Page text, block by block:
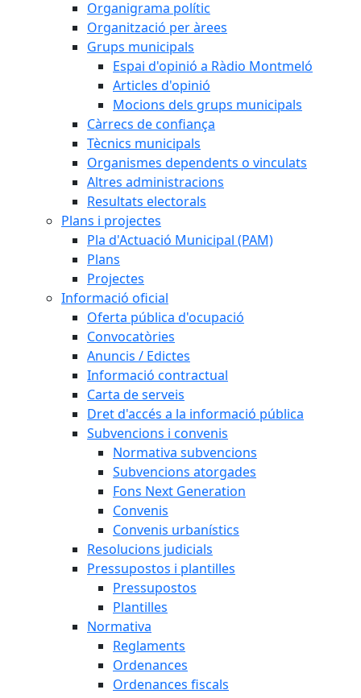
Organigrama polític
Organització per àrees
Grups municipals
Espai d'opinió a Ràdio Montmeló
Articles d'opinió
Mocions dels grups municipals
Càrrecs de confiança
Tècnics municipals
Organismes dependents o vinculats
Altres administracions
Resultats electorals
Plans i projectes
Pla d'Actuació Municipal (PAM)
Plans
Projectes
Informació oficial
Oferta pública d'ocupació
Convocatòries
Anuncis / Edictes
Informació contractual
Carta de serveis
Dret d'accés a la informació pública
Subvencions i convenis
Normativa subvencions
Subvencions atorgades
Fons Next Generation
Convenis
Convenis urbanístics
Resolucions judicials
Pressupostos i plantilles
Pressupostos
Plantilles
Normativa
Reglaments
Ordenances
Ordenances fiscals